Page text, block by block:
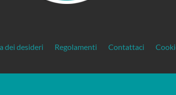
dei desideri Regolamenti Contattaci